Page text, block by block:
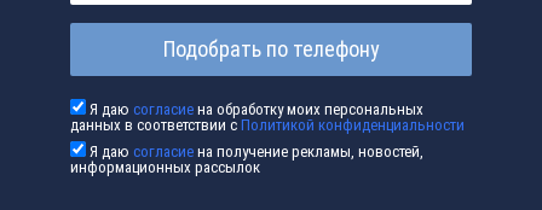
Подобрать по телефону
Я даюсогласие на обработку моих персональных
данных в соответствии сПолитикой конфиденциальности
Я даюсогласие на получение рекламы, новостей,
информационных рассылок